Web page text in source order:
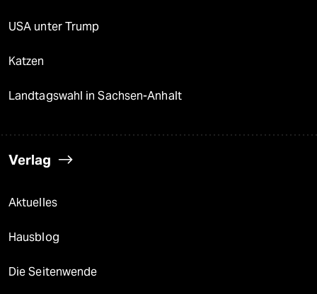
USA unter Trump
Katzen
Landtagswahl in Sachsen-Anhalt
Verlag
Aktuelles
Hausblog
Die Seitenwende